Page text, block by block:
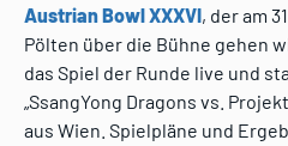
Austrian Bowl XXXVI, der am
Pölten über die Bühne gehen
das Spiel der Runde live und
„SsangYong Dragons vs.
aus Wien. Spielpläne und